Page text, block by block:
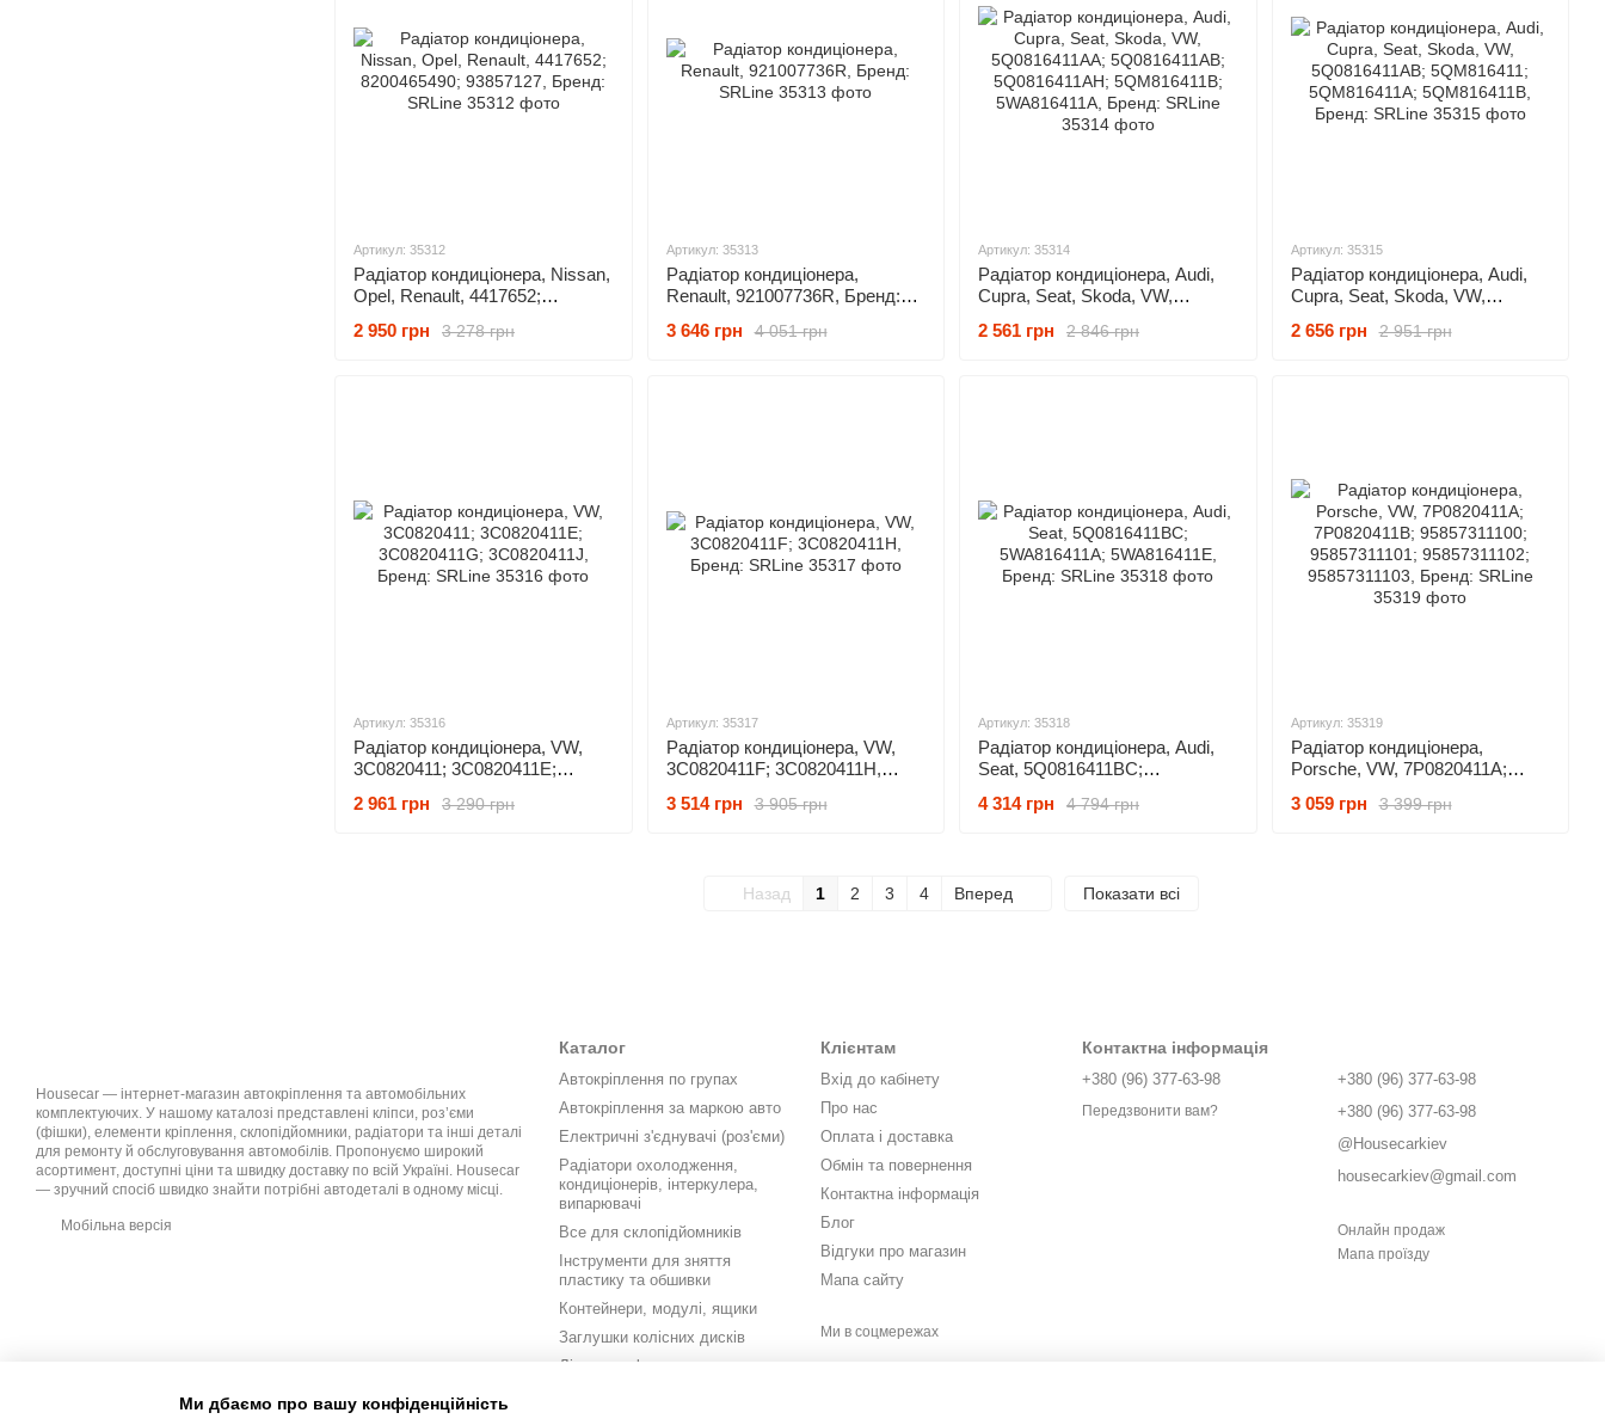
Артикул: 35312
Радіатор кондиціонера, Nissan,
Opel, Renault, 4417652;
SRLine
3 278 грн
2 950 грн
Артикул: 35313
Радіатор кондиціонера,
Renault, 921007736R, Бренд:
4 051 грн
3 646 грн
Артикул: 35314
Радіатор кондиціонера, Audi,
Cupra, Seat, Skoda, VW,
5Q0816411AH; 5QM816411B;
2 846 грн
2 561 грн
Артикул: 35315
Радіатор кондиціонера, Audi,
Cupra, Seat, Skoda, VW,
5QM816411A; 5QM816411B,
2 951 грн
2 656 грн
Артикул: 35316
Радіатор кондиціонера, VW,
3C0820411; 3C0820411E;
Бренд: SRLine3 290 грн
2 961 грн
Артикул: 35317
Радіатор кондиціонера, VW,
3C0820411F; 3C0820411H,
3 905 грн
3 514 грн
Артикул: 35318
Радіатор кондиціонера, Audi,
Seat, 5Q0816411BC;
Бренд: SRLine4 794 грн
4 314 грн
Артикул: 35319
Радіатор кондиціонера,
Porsche, VW, 7P0820411A;
95857311101; 95857311102;
3 399 грн
3 059 грн
Назад 1 2 3 4 Вперед Показати всі
Housecar — інтернет-магазин автокріплення та автомобільних
комплектуючих. У нашому каталозі представлені кліпси, роз’єми
(фішки), елементи кріплення, склопідйомники, радіатори та інші деталі
для ремонту й обслуговування автомобілів. Пропонуємо широкий
асортимент, доступні ціни та швидку доставку по всій Україні. Housecar
— зручний спосіб швидко знайти потрібні автодеталі в одному місці.
Мобільна версія
Каталог
Автокріплення по групах
Автокріплення за маркою авто
Електричні з'єднувачі (роз'єми)
Радіатори охолодження,
кондиціонерів, інтеркулера,
випарювачі
Все для склопідйомників
Інструменти для зняття
пластику та обшивки
Контейнери, модулі, ящики
Заглушки колісних дисків
Літери, цифри, значки,
Клієнтам
Вхід до кабінету
Про нас
Оплата і доставка
Обмін та повернення
Контактна інформація
Блог
Відгуки про магазин
Мапа сайту
Ми в соцмережах
Контактна інформація
+380 (96) 377-63-98
Передзвонити вам?
+380 (96) 377-63-98
+380 (96) 377-63-98
@Housecarkiev
housecarkiev@gmail.com
Онлайн продаж
Мапа проїзду
Ми дбаємо про вашу конфіденційність